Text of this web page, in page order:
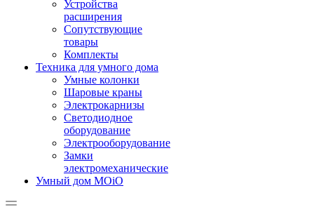
Устройства
расширения
Сопутствующие
товары
Комплекты
Техника для умного дома
Умные колонки
Шаровые краны
Электрокарнизы
Светодиодное
оборудование
Электрооборудование
Замки
электромеханические
Умный дом MOiO